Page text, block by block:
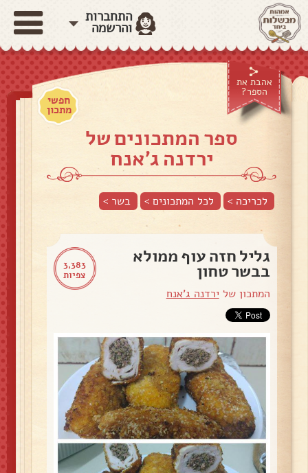
התחברות
והרשמה
אהבת את
הספר?
חפשי
מתכון
ספר המתכונים של
ירדנה ג'אנח
לכריכה > לכל המתכונים > בשר >
3,383
צפיות
גליל חזה עוף ממולא
בבשר טחון
המתכון של ירדנה ג'אנח